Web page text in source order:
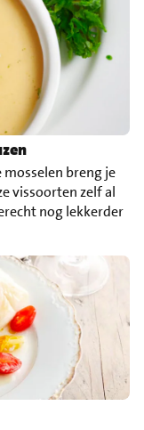
breng je
vissoorten zelf al
nog lekkerder